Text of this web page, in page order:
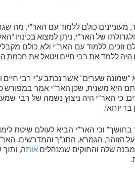
מעוניינים כולם ללמוד עם האר”י, מה
של האר”י, ניתן למצוא בכינויו
זוכים ללמוד עם האר”י ולא כולם
היה ללמד את רבי חיים ויטאל את חכמת
שערים” אשר נכתב ע”י רבי חיים
היא משנית, שכן האר”י אמר במפורש
כי האר”י היה ניצוץ נשמה של רבי
יוחאי.
וכי האר”י הביא לעולם שיטת
הזוהר, הגמרא, התנ”ך והמדרשים.
שלה והחוקים שמנהליםאותה,